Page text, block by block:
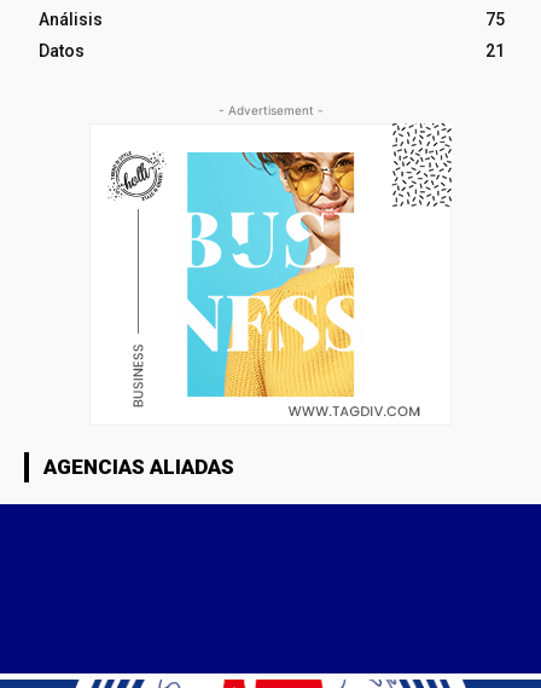
Análisis
75
Datos
21
- Advertisement -
AGENCIAS ALIADAS